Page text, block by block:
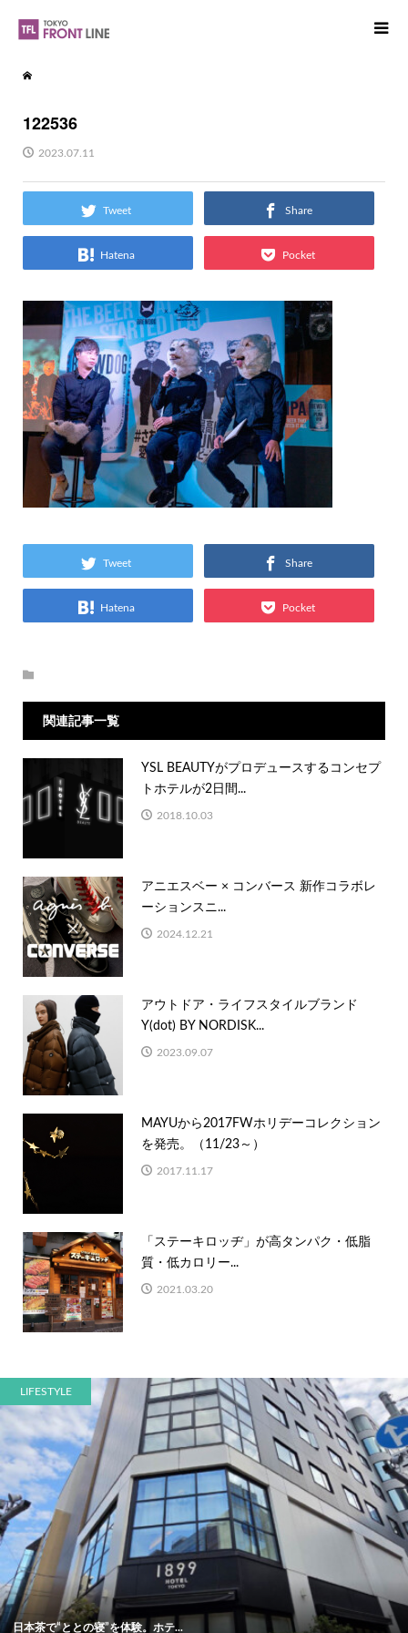
122536
2023.07.11
Tweet Share
Hatena Pocket
Tweet Share
Hatena Pocket
関連記事一覧
YSL BEAUTYがプロデュースするコンセプ
トホテルが2日間...
2018.10.03
アニエスベー × コンバース 新作コラボレ
ーションスニ...
2024.12.21
アウトドア・ライフスタイルブランド
Y(dot) BY NORDISK...
2023.09.07
MAYUから2017FWホリデーコレクション
を発売。（11/23～）
2017.11.17
「ステーキロッヂ」が高タンパク・低脂
質・低カロリー...
2021.03.20
LIFESTYLE
日本茶で“ととの寝”を体験。ホテ...